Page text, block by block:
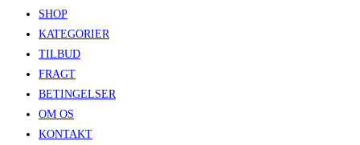
SHOP
KATEGORIER
TILBUD
FRAGT
BETINGELSER
OM OS
KONTAKT